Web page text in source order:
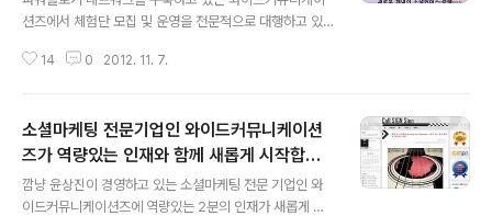
션즈에서 체험단 모집 및 운영을 전문적으로 대행하고 있
전문적으로 대행하고 있는 블로그와이드(www.blogwid
디어입니다. 메타블로그를 통해 축적된 6,000여명의 블로
거 네트워크와 300여명의 파워블로거 네트워크를 활용할
수 있는 체험단 마케팅을 주력 비즈니스 모델로 가져가고
있습니다. 체험단 마케팅 및 바이럴 마케팅을 계획하고 계
14 0 2012. 11. 7.
소셜마케팅 전문기업인 와이드커뮤니케이션
즈가 역량있는 인재와 함께 새롭게 시작합니
다!
깜냥 윤상진이 경영하고 있는 소셜마케팅 전문 기업인 와
이드커뮤니케이션즈에 역량있는 2분의 인재가 새롭게 합